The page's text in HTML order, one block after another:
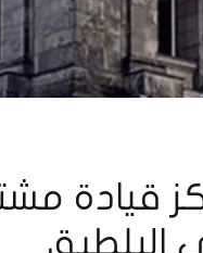
قيادة
البلطيق